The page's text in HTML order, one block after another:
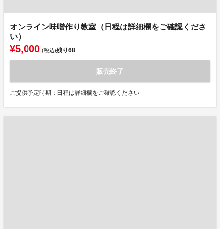
オンライン味噌作り教室（日程は詳細欄をご確認くださ
い）
¥5,000 (税込)残り68
販売終了
ご提供予定時期：日程は詳細欄をご確認ください